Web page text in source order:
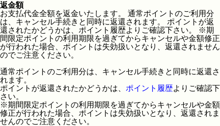
返金額
お支払代金全額を返金いたします。 通常ポイントのご利用分
は、キャンセル手続きと同時に返還されます。 ポイントが返
還されたかどうかは、ポイント履歴よりご確認下さい。 ※期
間限定ポイントの利用期限を過ぎてからキャンセルや金額修正
が行われた場合、ポイントは失効扱いとなり、返還されません
のでご注意ください。
通常ポイントのご利用分は、キャンセル手続きと同時に返還さ
れます。
ポイントが返還されたかどうかは、 ポイント履歴よりご確認下
さい。
※期間限定ポイントの利用期限を過ぎてからキャンセルや金額
修正が行われた場合、ポイントは失効扱いとなり、返還されま
せんのでご注意ください。